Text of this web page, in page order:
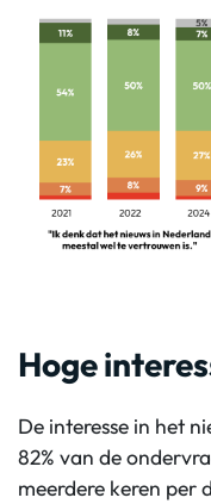
Hoge
De interesse in het
82% van de
meerdere keren per